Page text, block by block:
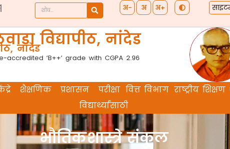
अ− अ अ+
विद्यापीठ, नांदेड
नांदेड
accredited ‘B++’ grade with CGPA 2.96
शैक्षणिक प्रशासन परीक्षा वित्त विभाग राष्ट्रीय
विद्यार्थ्यांसाठी
भौतिकशास्त्रे संकुल